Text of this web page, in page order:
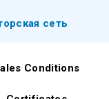
сеть
Conditions